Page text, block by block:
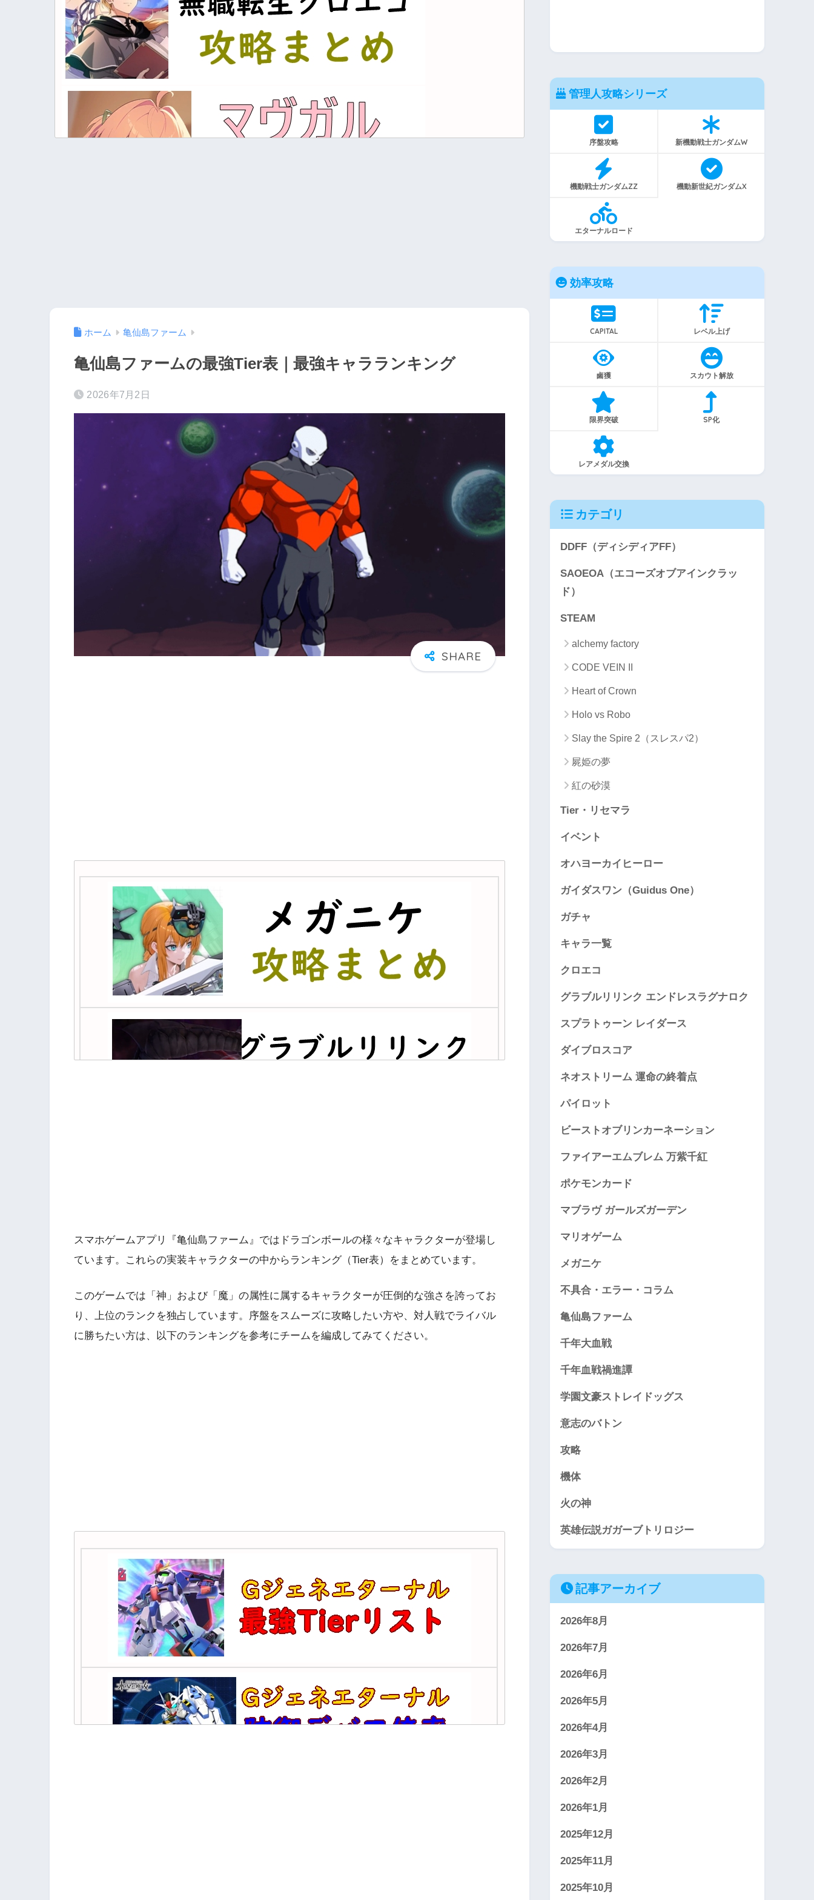
ホーム 亀仙島ファーム
亀仙島ファームの最強Tier表｜最強キャラランキング
2026年7月2日
スマホゲームアプリ『亀仙島ファーム』ではドラゴンボールの様々なキャラクターが登場し
ています。これらの実装キャラクターの中からランキング（Tier表）をまとめています。
このゲームでは「神」および「魔」の属性に属するキャラクターが圧倒的な強さを誇ってお
り、上位のランクを独占しています。序盤をスムーズに攻略したい方や、対人戦でライバル
に勝ちたい方は、以下のランキングを参考にチームを編成してみてください。
管理人攻略シリーズ
序盤攻略 新機動戦士ガンダムW
機動戦士ガンダムZZ 機動新世紀ガンダムX
エターナルロード
効率攻略
CAPITAL レベル上げ
鹵獲 スカウト解放
限界突破 SP化
レアメダル交換
カテゴリ
DDFF（ディシディアFF）
SAOEOA（エコーズオブアインクラッ
ド）
STEAM
alchemy factory
CODE VEIN II
Heart of Crown
Holo vs Robo
Slay the Spire 2（スレスパ2）
屍姫の夢
紅の砂漠
Tier・リセマラ
イベント
オハヨーカイヒーロー
ガイダスワン（Guidus One）
ガチャ
キャラ一覧
クロエコ
グラブルリリンク エンドレスラグナロク
スプラトゥーン レイダース
ダイブロスコア
ネオストリーム 運命の終着点
パイロット
ビーストオブリンカーネーション
ファイアーエムブレム 万紫千紅
ポケモンカード
マブラヴ ガールズガーデン
マリオゲーム
メガニケ
不具合・エラー・コラム
亀仙島ファーム
千年大血戦
千年血戦禍進譚
学園文豪ストレイドッグス
意志のバトン
攻略
機体
火の神
英雄伝説ガガーブトリロジー
記事アーカイブ
2026年8月
2026年7月
2026年6月
2026年5月
2026年4月
2026年3月
2026年2月
2026年1月
2025年12月
2025年11月
2025年10月